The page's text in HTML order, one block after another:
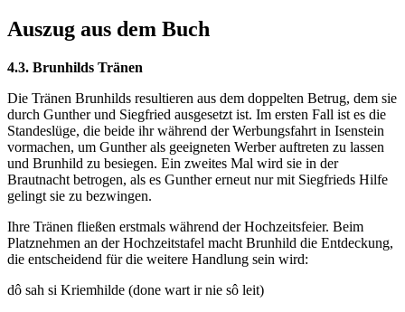
Auszug aus dem Buch
4.3. Brunhilds Tränen
Die Tränen Brunhilds resultieren aus dem doppelten Betrug, dem sie
durch Gunther und Siegfried ausgesetzt ist. Im ersten Fall ist es die
Standeslüge, die beide ihr während der Werbungsfahrt in Isenstein
vormachen, um Gunther als geeigneten Werber auftreten zu lassen
und Brunhild zu besiegen. Ein zweites Mal wird sie in der
Brautnacht betrogen, als es Gunther erneut nur mit Siegfrieds Hilfe
gelingt sie zu bezwingen.
Ihre Tränen fließen erstmals während der Hochzeitsfeier. Beim
Platznehmen an der Hochzeitstafel macht Brunhild die Entdeckung,
die entscheidend für die weitere Handlung sein wird:
dô sah si Kriemhilde (done wart ir nie sô leit)